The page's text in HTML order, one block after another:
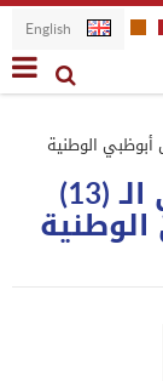
English
شركة بترول أبوظبي الوطنية
دارسو دورة الدفاع الوطني الـ (13)